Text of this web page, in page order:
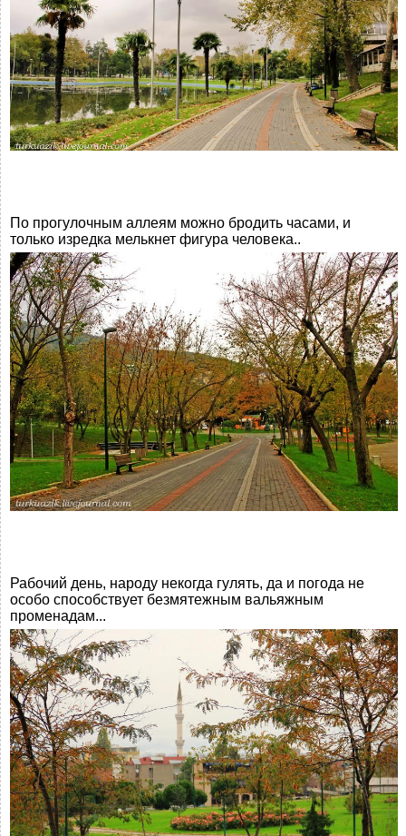
По прогулочным аллеям можно бродить часами, и
только изредка мелькнет фигура человека..
Рабочий день, народу некогда гулять, да и погода не
особо способствует безмятежным вальяжным
променадам...